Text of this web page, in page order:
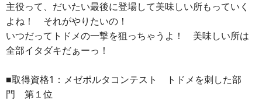
主役って、だいたい最後に登場して美味しい所もっていく
よね！ それがやりたいの！
いつだってトドメの一撃を狙っちゃうよ！ 美味しい所は
全部イタダキだぁーっ！
■取得資格1：メゼポルタコンテスト トドメを刺した部
門 第１位